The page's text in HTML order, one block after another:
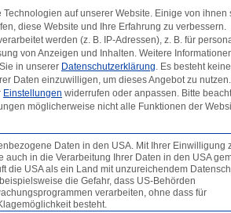
auf unserer Website. Einige von ihnen
diese Website und Ihre Erfahrung zu verbessern.
werden (z. B. IP-Adressen), z. B. für
von Anzeigen und Inhalten. Weitere
in unserer Datenschutzerklärung Es besteht keine
Daten einzuwilligen, um dieses Angebot zu nutzen.
Einstellungen widerrufen oder anpassen. Bitte
möglicherweise nicht alle Funktionen der
Daten in den USA. Mit Ihrer Einwilligung
in die Verarbeitung Ihrer Daten in den USA
die USA als ein Land mit unzureichendem
die Gefahr, dass US-Behörden
verarbeiten, ohne dass für
besteht.